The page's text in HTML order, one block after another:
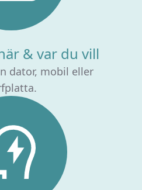
& var du vill
dator, mobil eller